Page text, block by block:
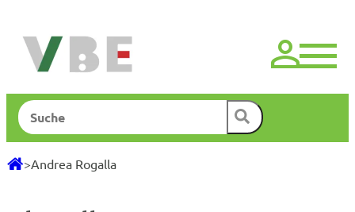
springen
Suchen
>Andrea Rogalla